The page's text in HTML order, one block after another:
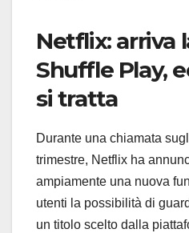
Netflix: arriva
Shuffle Play,
si tratta
Durante una chiamata
trimestre, Netflix ha
ampiamente una nuova
utenti la possibilità di
un titolo scelto dalla